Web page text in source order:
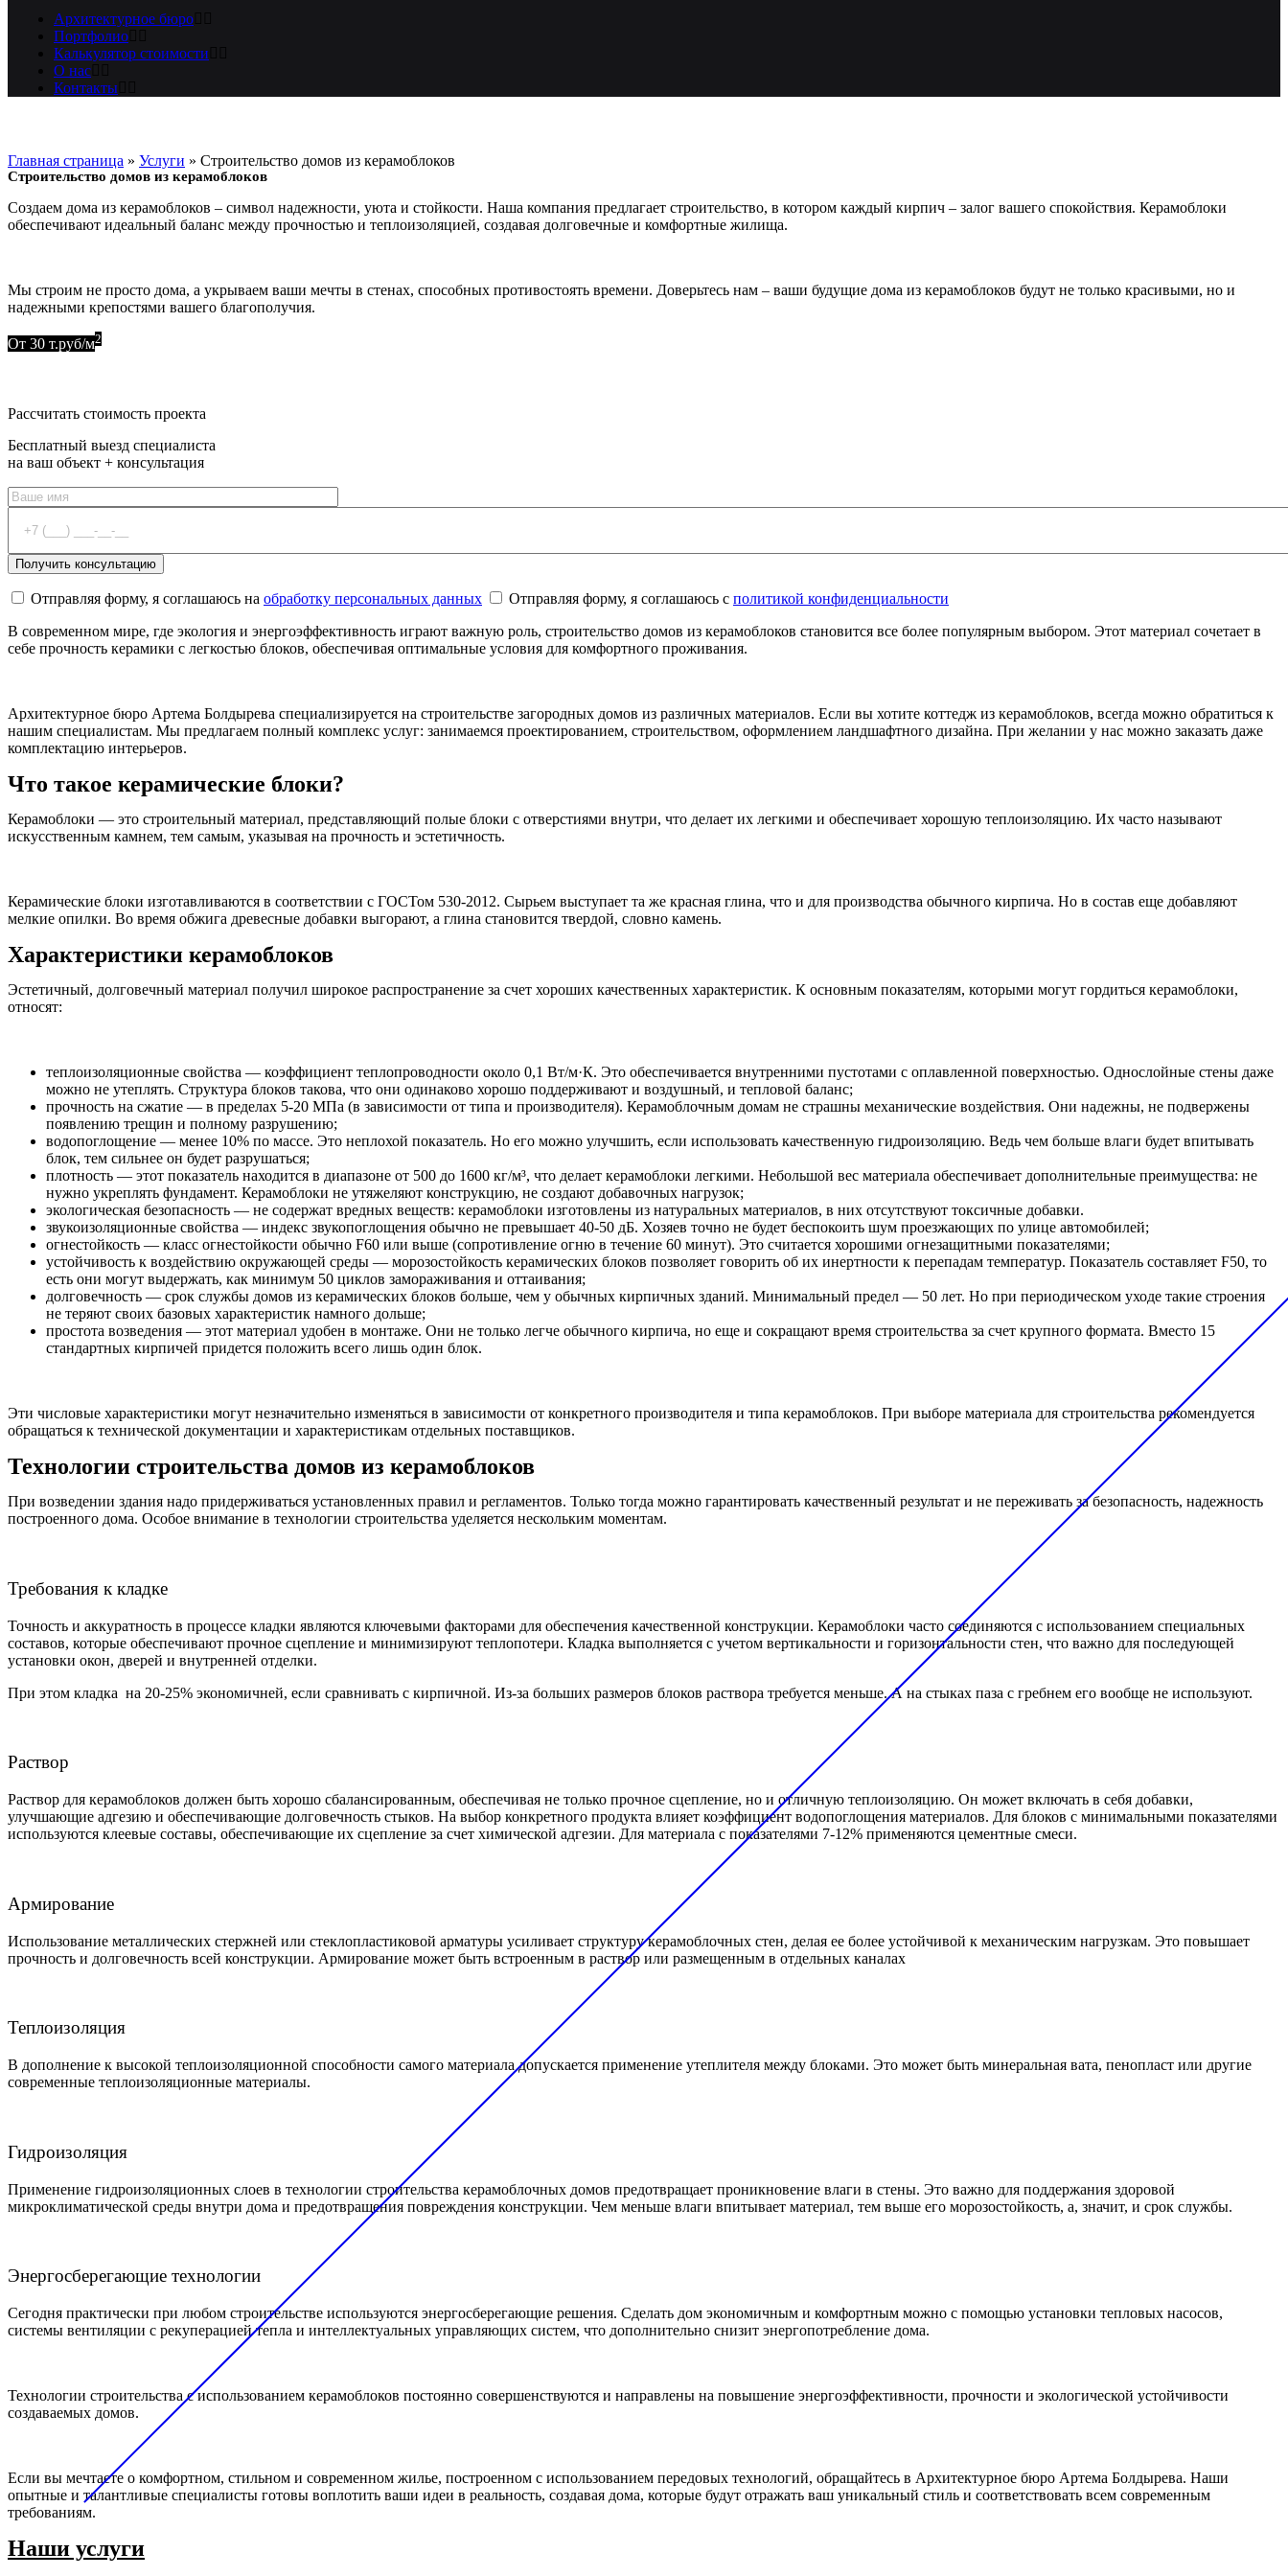
Архитектурное бюро
Портфолио
Калькулятор стоимости
О нас
Контакты
Главная страница » Услуги » Строительство домов из керамоблоков
Строительство домов из керамоблоков
Создаем дома из керамоблоков – символ надежности, уюта и стойкости. Наша компания предлагает строительство, в котором каждый кирпич – залог вашего спокойствия. Керамоблоки
обеспечивают идеальный баланс между прочностью и теплоизоляцией, создавая долговечные и комфортные жилища.
Мы строим не просто дома, а укрываем ваши мечты в стенах, способных противостоять времени. Доверьтесь нам – ваши будущие дома из керамоблоков будут не только красивыми, но и
надежными крепостями вашего благополучия.
От 30 т.руб/м2
Рассчитать стоимость проекта
Бесплатный выезд специалиста
на ваш объект + консультация
Отправляя форму, я соглашаюсь на обработку персональных данных Отправляя форму, я соглашаюсь с политикой конфиденциальности
В современном мире, где экология и энергоэффективность играют важную роль, строительство домов из керамоблоков становится все более популярным выбором. Этот материал сочетает в
себе прочность керамики с легкостью блоков, обеспечивая оптимальные условия для комфортного проживания.
Архитектурное бюро Артема Болдырева специализируется на строительстве загородных домов из различных материалов. Если вы хотите коттедж из керамоблоков, всегда можно обратиться к
нашим специалистам. Мы предлагаем полный комплекс услуг: занимаемся проектированием, строительством, оформлением ландшафтного дизайна. При желании у нас можно заказать даже
комплектацию интерьеров.
Что такое керамические блоки?
Керамоблоки — это строительный материал, представляющий полые блоки с отверстиями внутри, что делает их легкими и обеспечивает хорошую теплоизоляцию. Их часто называют
искусственным камнем, тем самым, указывая на прочность и эстетичность.
Керамические блоки изготавливаются в соответствии с ГОСТом 530-2012. Сырьем выступает та же красная глина, что и для производства обычного кирпича. Но в состав еще добавляют
мелкие опилки. Во время обжига древесные добавки выгорают, а глина становится твердой, словно камень.
Характеристики керамоблоков
Эстетичный, долговечный материал получил широкое распространение за счет хороших качественных характеристик. К основным показателям, которыми могут гордиться керамоблоки,
относят:
теплоизоляционные свойства — коэффициент теплопроводности около 0,1 Вт/м·К. Это обеспечивается внутренними пустотами с оплавленной поверхностью. Однослойные стены даже
можно не утеплять. Структура блоков такова, что они одинаково хорошо поддерживают и воздушный, и тепловой баланс;
прочность на сжатие — в пределах 5-20 МПа (в зависимости от типа и производителя). Керамоблочным домам не страшны механические воздействия. Они надежны, не подвержены
появлению трещин и полному разрушению;
водопоглощение — менее 10% по массе. Это неплохой показатель. Но его можно улучшить, если использовать качественную гидроизоляцию. Ведь чем больше влаги будет впитывать
блок, тем сильнее он будет разрушаться;
плотность — этот показатель находится в диапазоне от 500 до 1600 кг/м³, что делает керамоблоки легкими. Небольшой вес материала обеспечивает дополнительные преимущества: не
нужно укреплять фундамент. Керамоблоки не утяжеляют конструкцию, не создают добавочных нагрузок;
экологическая безопасность — не содержат вредных веществ: керамоблоки изготовлены из натуральных материалов, в них отсутствуют токсичные добавки.
звукоизоляционные свойства — индекс звукопоглощения обычно не превышает 40-50 дБ. Хозяев точно не будет беспокоить шум проезжающих по улице автомобилей;
огнестойкость — класс огнестойкости обычно F60 или выше (сопротивление огню в течение 60 минут). Это считается хорошими огнезащитными показателями;
устойчивость к воздействию окружающей среды — морозостойкость керамических блоков позволяет говорить об их инертности к перепадам температур. Показатель составляет F50, то
есть они могут выдержать, как минимум 50 циклов замораживания и оттаивания;
долговечность — срок службы домов из керамических блоков больше, чем у обычных кирпичных зданий. Минимальный предел — 50 лет. Но при периодическом уходе такие строения
не теряют своих базовых характеристик намного дольше;
простота возведения — этот материал удобен в монтаже. Они не только легче обычного кирпича, но еще и сокращают время строительства за счет крупного формата. Вместо 15
стандартных кирпичей придется положить всего лишь один блок.
Эти числовые характеристики могут незначительно изменяться в зависимости от конкретного производителя и типа керамоблоков. При выборе материала для строительства рекомендуется
обращаться к технической документации и характеристикам отдельных поставщиков.
Технологии строительства домов из керамоблоков
При возведении здания надо придерживаться установленных правил и регламентов. Только тогда можно гарантировать качественный результат и не переживать за безопасность, надежность
построенного дома. Особое внимание в технологии строительства уделяется нескольким моментам.
Требования к кладке
Точность и аккуратность в процессе кладки являются ключевыми факторами для обеспечения качественной конструкции. Керамоблоки часто соединяются с использованием специальных
составов, которые обеспечивают прочное сцепление и минимизируют теплопотери. Кладка выполняется с учетом вертикальности и горизонтальности стен, что важно для последующей
установки окон, дверей и внутренней отделки.
При этом кладка на 20-25% экономичней, если сравнивать с кирпичной. Из-за больших размеров блоков раствора требуется меньше. А на стыках паза с гребнем его вообще не используют.
Раствор
Раствор для керамоблоков должен быть хорошо сбалансированным, обеспечивая не только прочное сцепление, но и отличную теплоизоляцию. Он может включать в себя добавки,
улучшающие адгезию и обеспечивающие долговечность стыков. На выбор конкретного продукта влияет коэффициент водопоглощения материалов. Для блоков с минимальными показателями
используются клеевые составы, обеспечивающие их сцепление за счет химической адгезии. Для материала с показателями 7-12% применяются цементные смеси.
Армирование
Использование металлических стержней или стеклопластиковой арматуры усиливает структуру керамоблочных стен, делая ее более устойчивой к механическим нагрузкам. Это повышает
прочность и долговечность всей конструкции. Армирование может быть встроенным в раствор или размещенным в отдельных каналах
Теплоизоляция
В дополнение к высокой теплоизоляционной способности самого материала допускается применение утеплителя между блоками. Это может быть минеральная вата, пенопласт или другие
современные теплоизоляционные материалы.
Гидроизоляция
Применение гидроизоляционных слоев в технологии строительства керамоблочных домов предотвращает проникновение влаги в стены. Это важно для поддержания здоровой
микроклиматической среды внутри дома и предотвращения повреждения конструкции. Чем меньше влаги впитывает материал, тем выше его морозостойкость, а, значит, и срок службы.
Энергосберегающие технологии
Сегодня практически при любом строительстве используются энергосберегающие решения. Сделать дом экономичным и комфортным можно с помощью установки тепловых насосов,
системы вентиляции с рекуперацией тепла и интеллектуальных управляющих систем, что дополнительно снизит энергопотребление дома.
Технологии строительства с использованием керамоблоков постоянно совершенствуются и направлены на повышение энергоэффективности, прочности и экологической устойчивости
создаваемых домов.
Если вы мечтаете о комфортном, стильном и современном жилье, построенном с использованием передовых технологий, обращайтесь в Архитектурное бюро Артема Болдырева. Наши
опытные и талантливые специалисты готовы воплотить ваши идеи в реальность, создавая дома, которые будут отражать ваш уникальный стиль и соответствовать всем современным
требованиям.
Наши услуги